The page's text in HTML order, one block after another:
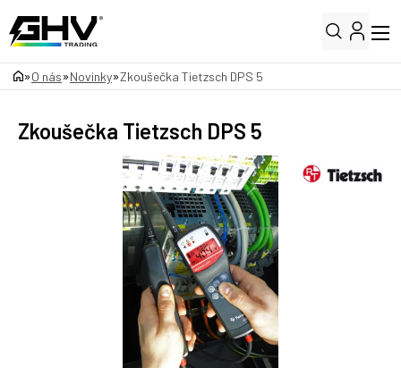
»O nás»Novinky»Zkoušečka Tietzsch DPS 5
Zkoušečka Tietzsch DPS 5